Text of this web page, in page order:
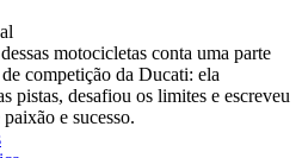
motocicletas conta uma parte
competição da Ducati: ela
pistas, desafiou os limites e escreveu
e sucesso.